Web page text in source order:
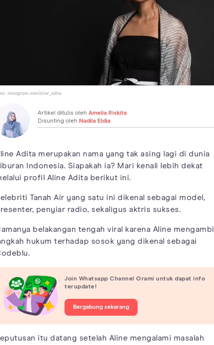
instagram.com/aline_adita
Artikel ditulis oleh Amelia Riskita
Disunting oleh Nadila Eldia
Adita merupakan nama yang tak asing lagi di dunia
Indonesia. Siapakah ia? Mari kenali lebih dekat
profil Aline Adita berikut ini.
Tanah Air yang satu ini dikenal sebagai model,
penyiar radio, sekaligus aktris sukses.
belakangan tengah viral karena Aline mengambil
hukum terhadap sosok yang dikenal sebagai
Join Whatsapp Channel Orami untuk dapat info
terupdate!
Bergabung sekarang
itu datang setelah Aline mengalami masalah